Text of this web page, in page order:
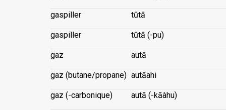
gaspiller tūtā
gaspiller tūtā (-pu)
gaz autā
gaz (butane/propane) autāahi
gaz (-carbonique) autā (-kāàhu)